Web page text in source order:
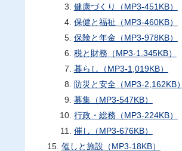
健康づくり（MP3-451KB）
保健と福祉（MP3-460KB）
保険と年金（MP3-978KB）
税と財務（MP3-1,345KB）
暮らし（MP3-1,019KB）
防災と安全（MP3-2,162KB）
募集（MP3-547KB）
行政・総務（MP3-224KB）
催し（MP3-676KB）
催しと施設（MP3-18KB）